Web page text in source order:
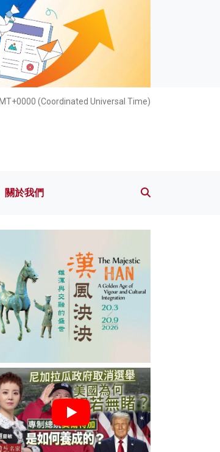
(Coordinated Universal Time)
關於我們
關於我們